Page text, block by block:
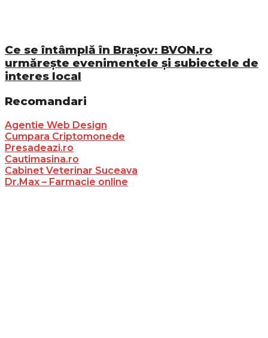
Ce se întâmplă în Brașov: BVON.ro
urmărește evenimentele și subiectele de
interes local
Recomandari
Agentie Web Design
Cumpara Criptomonede
Presadeazi.ro
Cautimasina.ro
Cabinet Veterinar Suceava
Dr.Max – Farmacie online